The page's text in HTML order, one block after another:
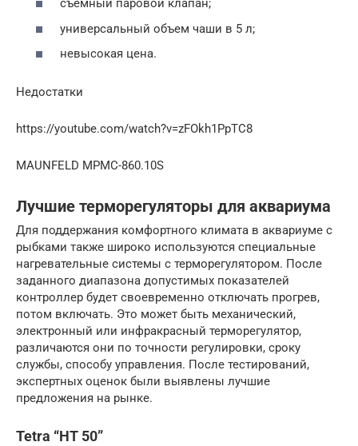
съемный паровой клапан;
универсальный объем чаши в 5 л;
невысокая цена.
Недостатки
https://youtube.com/watch?v=zFOkh1PpTC8
MAUNFELD MPMC-860.10S
Лучшие терморегуляторы для аквариума
Для поддержания комфортного климата в аквариуме с
рыбками также широко используются специальные
нагревательные системы с терморегулятором. После
заданного диапазона допустимых показателей
контроллер будет своевременно отключать прогрев,
потом включать. Это может быть механический,
электронный или инфракрасный терморегулятор,
различаются они по точности регулировки, сроку
службы, способу управления. После тестирований,
экспертных оценок были выявлены лучшие
предложения на рынке.
Tetra “HT 50”